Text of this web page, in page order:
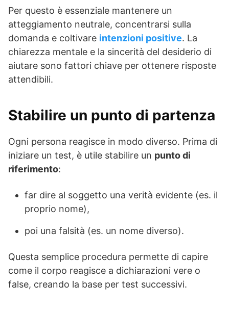
Per questo è essenziale mantenere un
atteggiamento neutrale, concentrarsi sulla
domanda e coltivare intenzioni positive. La
chiarezza mentale e la sincerità del desiderio di
aiutare sono fattori chiave per ottenere risposte
attendibili.
Stabilire un punto di partenza
Ogni persona reagisce in modo diverso. Prima di
iniziare un test, è utile stabilire un punto di
riferimento:
far dire al soggetto una verità evidente (es. il
proprio nome),
poi una falsità (es. un nome diverso).
Questa semplice procedura permette di capire
come il corpo reagisce a dichiarazioni vere o
false, creando la base per test successivi.